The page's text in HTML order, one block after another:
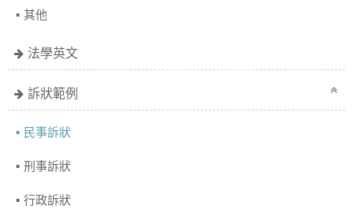
其他
法學英文
訴狀範例
民事訴狀
刑事訴狀
行政訴狀